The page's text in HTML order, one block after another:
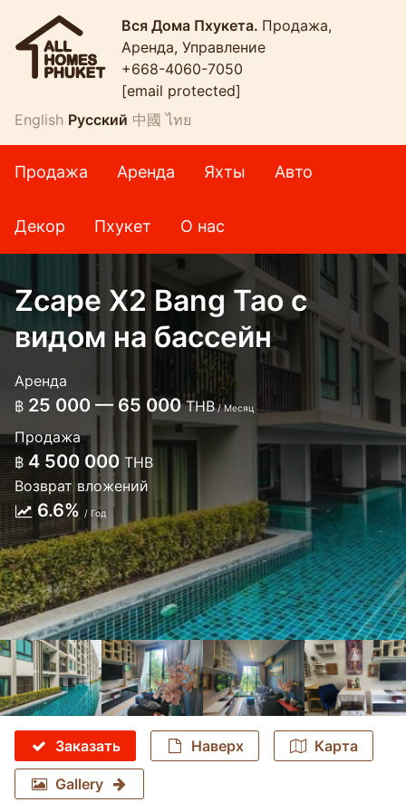
Вся Дома Пхукета. Продажа,
Аренда, Управление
+668-4060-7050
[email protected]
English Русский 中國 ไทย
Продажа Аренда Яхты Авто
Декор Пхукет О нас
Zcape X2 Bang Tao с
видом на бассейн
Аренда
฿ 25 000 — 65 000THB/ Месяц
Продажа
฿ 4 500 000 THB
Возврат вложений
6.6% / Год
Заказать Наверх Карта
Gallery